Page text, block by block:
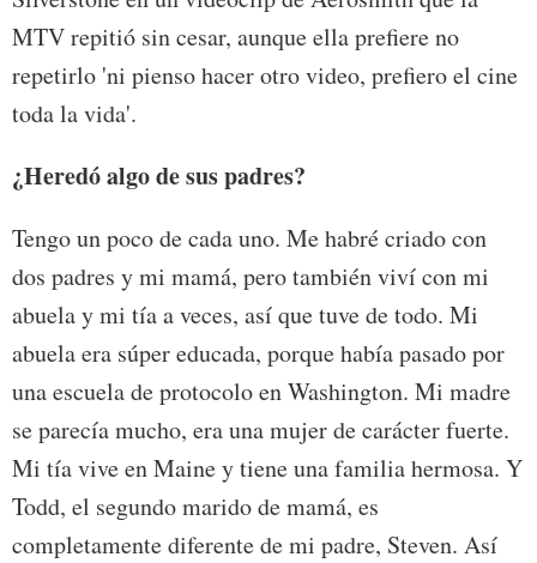
MTV repitió sin cesar, aunque ella prefiere no
repetirlo 'ni pienso hacer otro video, prefiero el cine
toda la vida'.
¿Heredó algo de sus padres?
Tengo un poco de cada uno. Me habré criado con
dos padres y mi mamá, pero también viví con mi
abuela y mi tía a veces, así que tuve de todo. Mi
abuela era súper educada, porque había pasado por
una escuela de protocolo en Washington. Mi madre
se parecía mucho, era una mujer de carácter fuerte.
Mi tía vive en Maine y tiene una familia hermosa. Y
Todd, el segundo marido de mamá, es
completamente diferente de mi padre, Steven. Así